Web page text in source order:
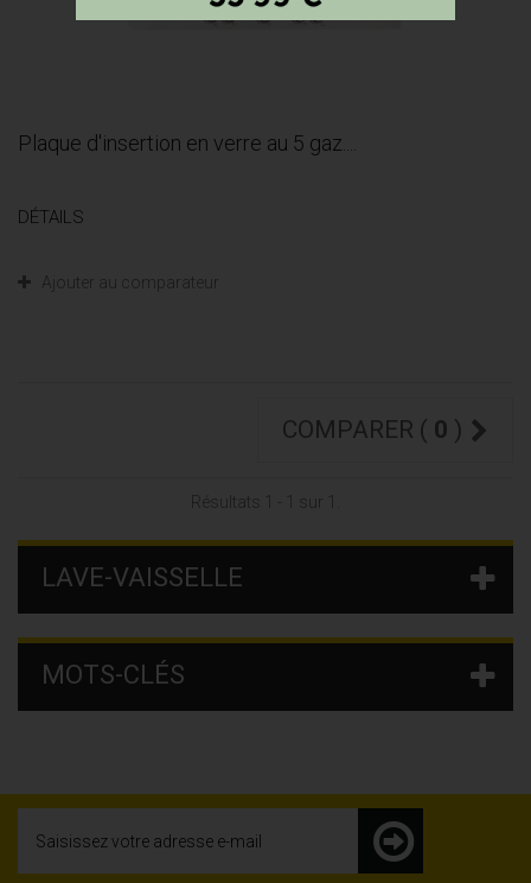
Plaque d'insertion en verre au 5 gaz....
DÉTAILS
Ajouter au comparateur
COMPARER ( 0 )
Résultats 1 - 1 sur 1.
LAVE-VAISSELLE
MOTS-CLÉS